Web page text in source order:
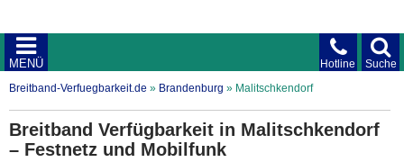
Suche
Hotline
MENÜ
Breitband-Verfuegbarkeit.de » Brandenburg » Malitschkendorf
Breitband Verfügbarkeit in Malitschkendorf
– Festnetz und Mobilfunk